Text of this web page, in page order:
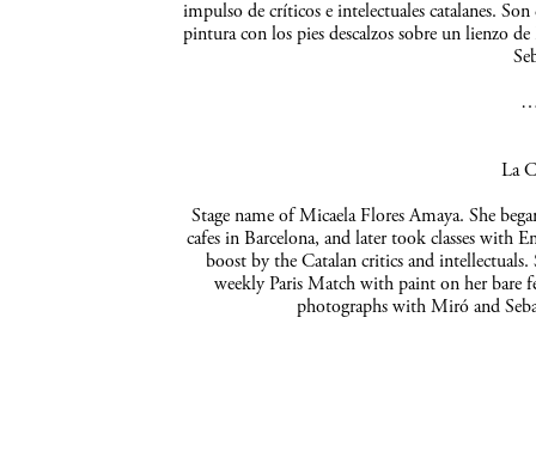
impulso de críticos e intelectuales catalanes.
pintura con los pies descalzos sobre un lienzo
La
Stage name of Micaela Flores Amaya. She
cafes in Barcelona, and later took classes with
boost by the Catalan critics and
weekly Paris Match with paint on her bare
photographs with Miró and